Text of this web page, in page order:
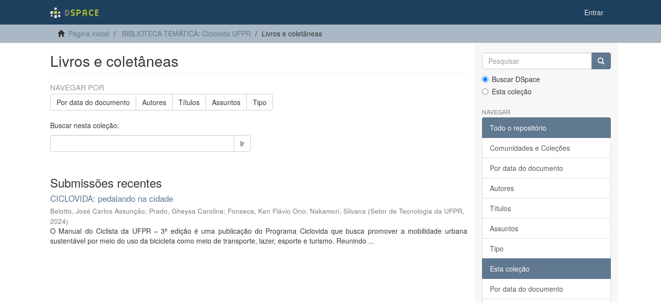
Entrar
Página inicial BIBLIOTECA TEMÁTICA: Ciclovida UFPR Livros e coletâneas
Livros e coletâneas
NAVEGAR POR
Por data do documento Autores Títulos Assuntos Tipo
Buscar nesta coleção:
Ir
Submissões recentes
CICLOVIDA: pedalando na cidade
Belotto, José Carlos Assunção; Prado, Gheysa Caroline; Fonseca, Ken Flávio Ono; Nakamori, Silvana (Setor de Tecnologia da UFPR,
2024)
O Manual do Ciclista da UFPR – 3ª edição é uma publicação do Programa Ciclovida que busca promover a mobilidade urbana
sustentável por meio do uso da bicicleta como meio de transporte, lazer, esporte e turismo. Reunindo ...
Buscar DSpace
Esta coleção
NAVEGAR
Todo o repositório
Comunidades e Coleções
Por data do documento
Autores
Títulos
Assuntos
Tipo
Esta coleção
Por data do documento